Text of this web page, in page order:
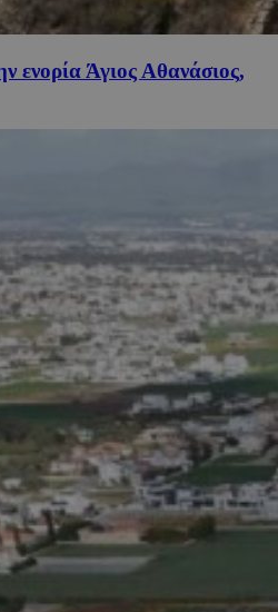
ενορία Άγιος Αθανάσιος,